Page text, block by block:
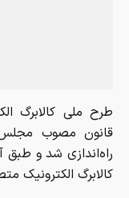
طرح ملی کالابرگ
قانون مصوب
کالابرگ الکترونیک